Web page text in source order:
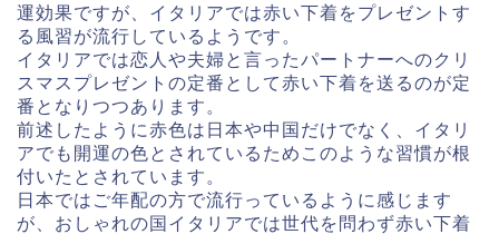
運効果ですが、イタリアでは赤い下着をプレゼントす
る風習が流行しているようです。
イタリアでは恋人や夫婦と言ったパートナーへのクリ
スマスプレゼントの定番として赤い下着を送るのが定
番となりつつあります。
前述したように赤色は日本や中国だけでなく、イタリ
アでも開運の色とされているためこのような習慣が根
付いたとされています。
日本ではご年配の方で流行っているように感じます
が、おしゃれの国イタリアでは世代を問わず赤い下着